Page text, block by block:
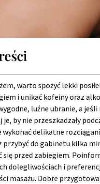
warto spożyć lekki
i unikać kofeiny oraz
luźne ubranie, a jeśli
je, by nie przeszkadzały
delikatne
przybyć do gabinetu kilka
się przed zabiegiem.
dolegliwościach i
masażu. Dobre